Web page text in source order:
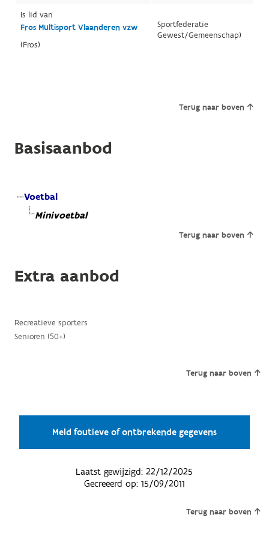
Is lid van
Fros Multisport Vlaanderen vzw
(Fros)
Sportfederatie
Gewest/Gemeenschap)
Terug naar boven
Basisaanbod
Voetbal
Minivoetbal
Terug naar boven
Extra aanbod
Recreatieve sporters
Senioren (50+)
Terug naar boven
Meld foutieve of ontbrekende gegevens
Laatst gewijzigd:22/12/2025
Gecreëerd op: 15/09/2011
Terug naar boven